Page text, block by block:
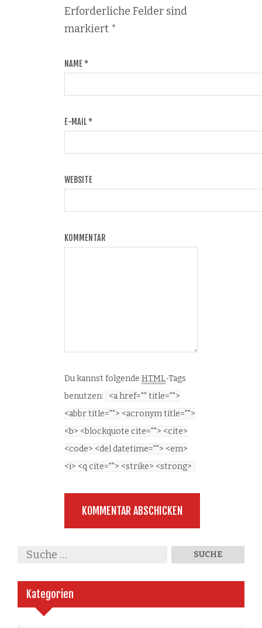
Erforderliche Felder sind
markiert *
NAME*
E-MAIL*
WEBSITE
KOMMENTAR
Du kannst folgende HTML-Tags
benutzen:
<a href="" title="">
<abbr title=""> <acronym title="">
<b> <blockquote cite=""> <cite>
<code> <del datetime=""> <em>
<i> <q cite=""> <strike> <strong>
Kategorien